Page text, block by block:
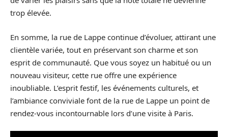
trop élevée.
En somme, la rue de Lappe continue d’évoluer, attirant une
clientèle variée, tout en préservant son charme et son
esprit de communauté. Que vous soyez un habitué ou un
nouveau visiteur, cette rue offre une expérience
inoubliable. L’esprit festif, les événements culturels, et
l’ambiance conviviale font de la rue de Lappe un point de
rendez-vous incontournable lors d’une visite à Paris.